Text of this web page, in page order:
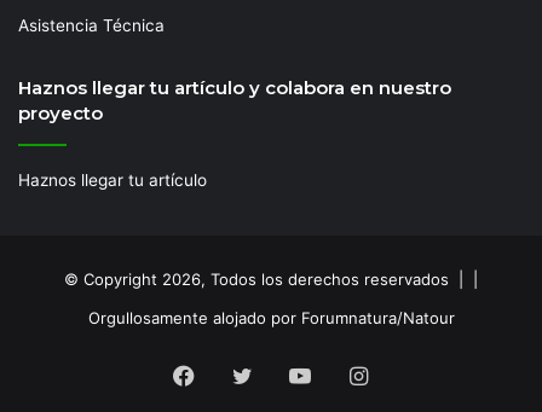
Asistencia Técnica
Haznos llegar tu artículo y colabora en nuestro
proyecto
Haznos llegar tu artículo
© Copyright 2026, Todos los derechos reservados | |
Orgullosamente alojado por Forumnatura/Natour
Facebook
TwitterYouTubeInstagram